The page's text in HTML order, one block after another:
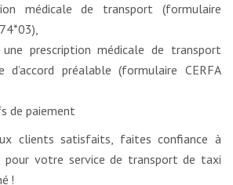
médicale de transport (formulaire
une prescription médicale de transport
d’accord préalable (formulaire CERFA
de paiement
clients satisfaits, faites confiance à
pour votre service de transport de taxi
!